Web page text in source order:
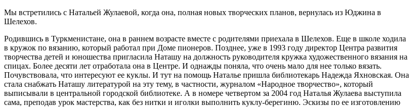
Мы встретились с Натальей Жулаевой, когда она, полная новых творческих планов, вернулась из Юджина в
Шелехов.
Родившись в Туркменистане, она в раннем возрасте вместе с родителями приехала в Шелехов. Еще в школе ходила
в кружок по вязанию, который работал при Доме пионеров. Позднее, уже в 1993 году директор Центра развития
творчества детей и юношества пригласила Наташу на должность руководителя кружка художественного вязания на
спицах. Более десяти лет отработала она в Центре. И однажды поняла, что очень мало для нее только вязать.
Почувствовала, что интересуют ее куклы. И тут на помощь Наталье пришла библиотекарь Надежда Яхновская. Она
стала снабжать Наташу литературой на эту тему, в частности, журналом «Народное творчество», который
выписывали в центральной городской библиотеке. А в номере четвертом за 2004 год Наталья Жулаева выступила
сама, преподав урок мастерства, как без нитки и иголки выполнить куклу-берегиню. Эскизы по ее изготовлению